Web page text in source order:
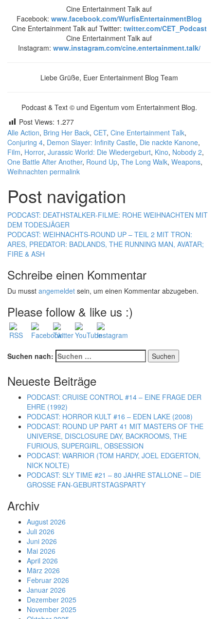
Cine Entertainment Talk auf
Facebook: www.facebook.com/WurfisEntertainmentBlog
Cine Entertainment Talk auf Twitter: twitter.com/CET_Podcast
Cine Entertainment Talk auf
Instagram: www.instagram.com/cine.entertainment.talk/
Liebe Grüße, Euer Entertainment Blog Team
Podcast & Text © und Eigentum vom Entertainment Blog.
Post Views: 1.277
Alle Action, Bring Her Back, CET, Cine Entertainment Talk,
Conjuring 4, Demon Slayer: Infinity Castle, Die nackte Kanone,
Film, Horror, Jurassic World: Die Wiedergeburt, Kino, Nobody 2,
One Battle After Another, Round Up, The Long Walk, Weapons,
Weihnachten permalink
Post navigation
PODCAST: DEATHSTALKER-FILME: ROHE WEIHNACHTEN MIT
DEM TODESJÄGER
PODCAST: WEIHNACHTS-ROUND UP – TEIL 2 MIT TRON:
ARES, PREDATOR: BADLANDS, THE RUNNING MAN, AVATAR;
FIRE & ASH
Schreibe einen Kommentar
Du musst angemeldet sein, um einen Kommentar abzugeben.
Please follow & like us :)
Suchen nach:
Neueste Beiträge
PODCAST: CRUISE CONTROL #14 – EINE FRAGE DER
EHRE (1992)
PODCAST: HORROR KULT #16 – EDEN LAKE (2008)
PODCAST: ROUND UP PART 41 MIT MASTERS OF THE
UNIVERSE, DISCLOSURE DAY, BACKROOMS, THE
FURIOUS, SUPERGIRL, OBSESSION
PODCAST: WARRIOR (TOM HARDY, JOEL EDGERTON,
NICK NOLTE)
PODCAST: SLY TIME #21 – 80 JAHRE STALLONE – DIE
GROSSE FAN-GEBURTSTAGSPARTY
Archiv
August 2026
Juli 2026
Juni 2026
Mai 2026
April 2026
März 2026
Februar 2026
Januar 2026
Dezember 2025
November 2025